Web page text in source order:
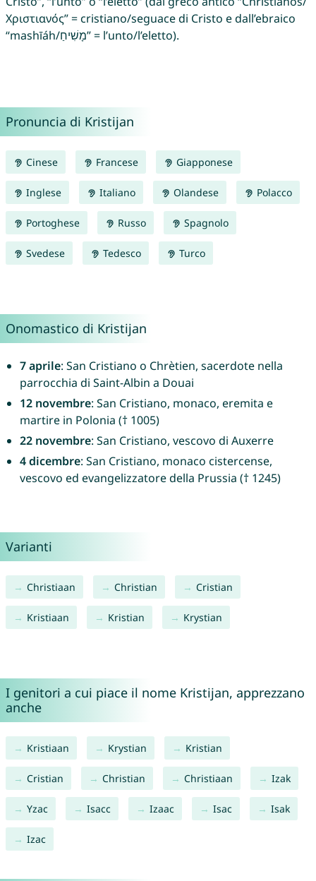
Χριστιανός” = cristiano/seguace di Cristo e dall’ebraico
“mashīáh/מָשִׁיחַ” = l’unto/l’eletto).
Pronuncia di Kristijan
Cinese Francese Giapponese
Inglese Italiano Olandese Polacco
Portoghese Russo Spagnolo
Svedese Tedesco Turco
Onomastico di Kristijan
7 aprile: San Cristiano o Chrètien, sacerdote nella
parrocchia di Saint-Albin a Douai
12 novembre: San Cristiano, monaco, eremita e
martire in Polonia († 1005)
22 novembre: San Cristiano, vescovo di Auxerre
4 dicembre: San Cristiano, monaco cistercense,
vescovo ed evangelizzatore della Prussia († 1245)
Varianti
Christiaan Christian Cristian
Kristiaan Kristian Krystian
I genitori a cui piace il nome Kristijan, apprezzano
anche
Kristiaan Krystian Kristian
Cristian Christian Christiaan Izak
Yzac Isacc Izaac Isac Isak
Izac